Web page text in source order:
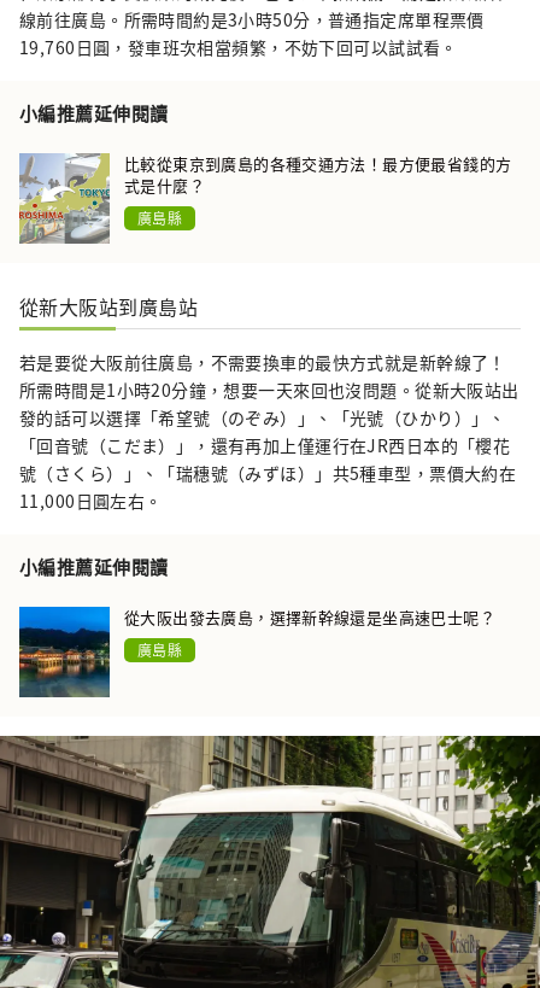
線前往廣島。所需時間約是3小時50分，普通指定席單程票價
19,760日圓，發車班次相當頻繁，不妨下回可以試試看。
小編推薦延伸閱讀
比較從東京到廣島的各種交通方法！最方便最省錢的方
式是什麼？
廣島縣
從新大阪站到廣島站
若是要從大阪前往廣島，不需要換車的最快方式就是新幹線了！
所需時間是1小時20分鐘，想要一天來回也沒問題。從新大阪站出
發的話可以選擇「希望號（のぞみ）」、「光號（ひかり）」、
「回音號（こだま）」，還有再加上僅運行在JR西日本的「櫻花
號（さくら）」、「瑞穗號（みずほ）」共5種車型，票價大約在
11,000日圓左右。
小編推薦延伸閱讀
從大阪出發去廣島，選擇新幹線還是坐高速巴士呢？
廣島縣